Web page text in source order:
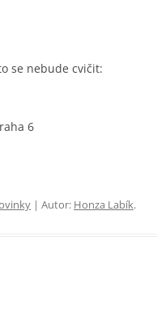
se nebude cvičit:
6
| Autor: Honza Labík.